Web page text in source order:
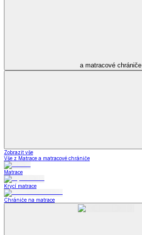
a matracové chrániče
Zobrazit vše
Vše z Matrace a matracové chrániče
Matrace
Krycí matrace
Chrániče na matrace